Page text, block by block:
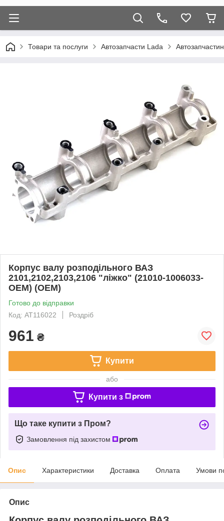
Товари та послуги Автозапчасти Lada
Корпус валу розподільного ВАЗ
2101,2102,2103,2106 "ліжко" (21010-1006033-
OEM) (OEM)
Готово до відправки
Код: AT116022
Роздріб
961 ₴
Купити
або
Купити з
Що таке купити з Пром?
Замовлення під захистом
Опис Характеристики Доставка Оплата Умови
Опис